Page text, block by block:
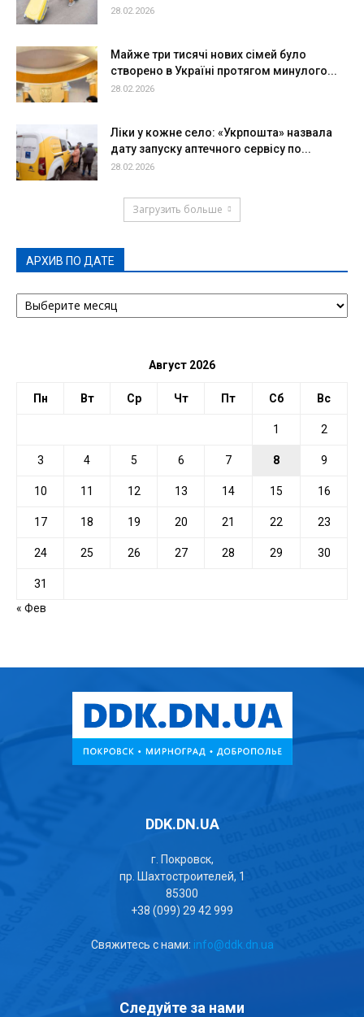
28.02.2026
Майже три тисячі нових сімей було
створено в Україні протягом минулого...
28.02.2026
Ліки у кожне село: «Укрпошта» назвала
дату запуску аптечного сервісу по...
28.02.2026
Загрузить больше
АРХИВ ПО ДАТЕ
АРХИВ
ПО
Август 2026
Пн Вт Ср Чт Пт Сб Вс
1 2
3 4 5 6 7 8 9
10 11 12 13 14 15 16
17 18 19 20 21 22 23
24 25 26 27 28 29 30
31
« Фев
DDK.DN.UA
г. Покровск,
пр. Шахтостроителей, 1
85300
+38 (099) 29 42 999
Свяжитесь с нами: info@ddk.dn.ua
Следуйте за нами